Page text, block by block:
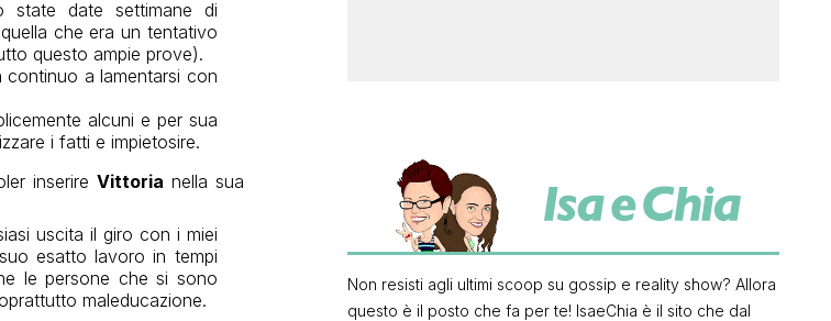
state date settimane di
che era un tentativo
questo ampie prove).
continuo a lamentarsi con
alcuni e per sua
i fatti e impietosire.
inserire Vittoria nella sua
uscita il giro con i miei
esatto lavoro in tempi
le persone che si sono
maleducazione.
Non resisti agli ultimi scoop su gossip e reality show? Allora
questo è il posto che fa per te! IsaeChia è il sito che dal